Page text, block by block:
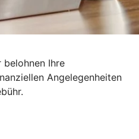
Ihre
Angelegenheiten